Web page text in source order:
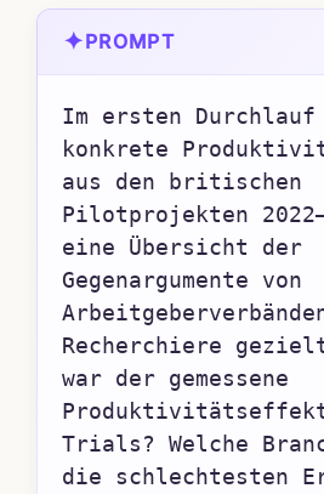
✦PROMPT
Im ersten
konkrete
aus den britischen
Pilotprojekten
eine Übersicht der
Gegenargumente von
Recherchiere
war der gemessene
Trials? Welche
die schlechtesten